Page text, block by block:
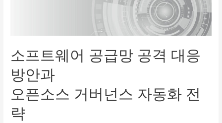
소프트웨어 공급망 공격 대응
방안과
오픈소스 거버넌스 자동화 전
략